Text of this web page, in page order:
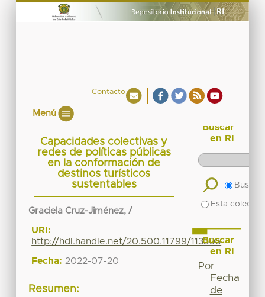
Contacto
Menú
Capacidades colectivas y
redes de políticas públicas
en la conformación de
destinos turísticos
sustentables
Graciela Cruz-Jiménez, /
URI:
http://hdl.handle.net/20.500.11799/113305
Fecha: 2022-07-20
Resumen:
Buscar
en RI
Buscar
Esta
Buscar
en RI
Por
Fecha
de